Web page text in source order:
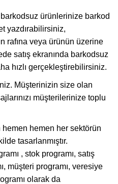
barkodsuz ürünlerinize barkod
yazdırabilirsiniz,
rafına veya ürünün üzerine
satış ekranında barkodsuz
hızlı gerçekleştirebilirsiniz.
Müşterinizin size olan
müşterilerinize toplu
hemen her sektörün
tasarlanmıştır.
, stok programı, satış
müşteri programı, veresiye
olarak da